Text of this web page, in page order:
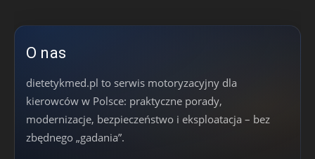
O nas
dietetykmed.pl to serwis motoryzacyjny dla
kierowców w Polsce: praktyczne porady,
modernizacje, bezpieczeństwo i eksploatacja – bez
zbędnego „gadania”.